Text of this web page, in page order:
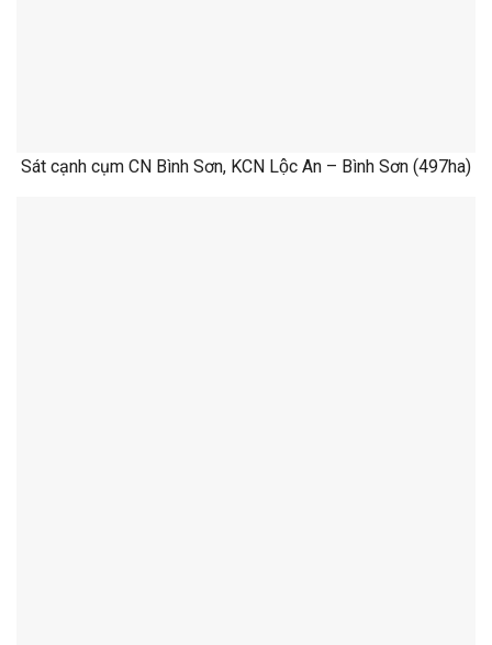
Sát cạnh cụm CN Bình Sơn, KCN Lộc An – Bình Sơn (497ha)